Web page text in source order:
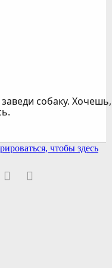
собаку. Хочешь,
чтобы здесь
Электронная почта